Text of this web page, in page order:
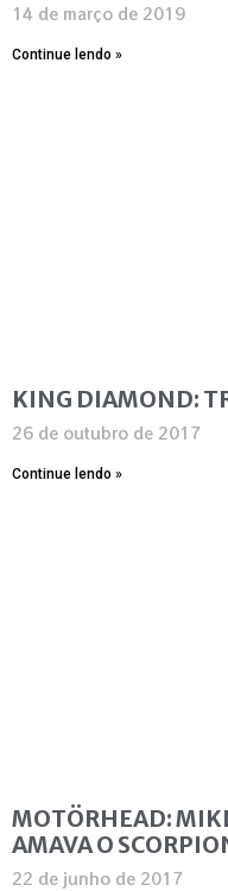
14 de março de 2019
Continue lendo »
KING DIAMOND:
26 de outubro de 2017
Continue lendo »
MOTÖRHEAD:
AMAVA O
22 de junho de 2017